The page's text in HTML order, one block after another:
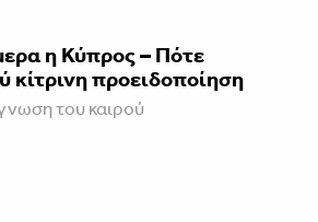
η Κύπρος – Πότε
κίτρινη προειδοποίηση
του καιρού